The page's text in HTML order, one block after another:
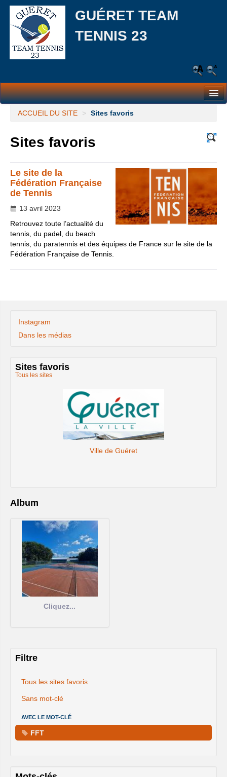
GUÉRET TEAM
TENNIS 23
Le Club
Responsabilité Sociale et Environnementale (RSE)
Partenaires
Actualités
ACCUEIL DU SITE > Sites favoris
Sites favoris
Le site de la
Fédération Française
de Tennis
13 avril 2023
Retrouvez toute l’actualité du
tennis, du padel, du beach
tennis, du paratennis et des équipes de France sur le site de la
Fédération Française de Tennis.
Instagram
Dans les médias
Sites favoris
Tous les sites
Ville de Guéret
Album
Cliquez...
Filtre
Tous les sites favoris
Sans mot-clé
AVEC LE MOT-CLÉ
FFT